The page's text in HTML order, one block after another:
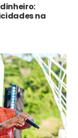
na